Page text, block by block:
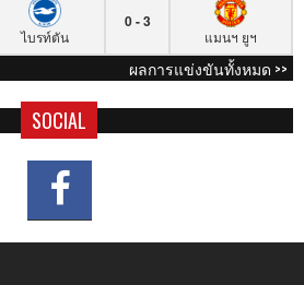
ไบรท์ตัน
0 - 3
แมนฯ ยูฯ
ผลการแข่งขันทั้งหมด >>
SOCIAL